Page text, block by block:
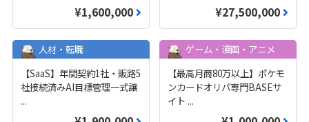
¥1,600,000 ¥27,500,000
人材・転職
【SaaS】年間契約1社・販路5
社接続済みAI目標管理一式譲
...
ゲーム・漫画・アニメ
【最高月商80万以上】ポケモ
ンカードオリパ専門BASEサ
イト ...